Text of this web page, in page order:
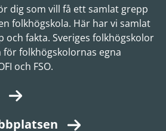
dig som vill få ett samlat grepp
folkhögskola. Här har vi samlat
och fakta. Sveriges folkhögskolor
folkhögskolornas egna
och FSO.